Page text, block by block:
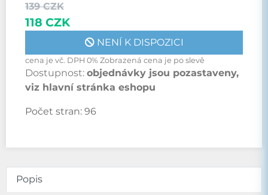
139 CZK
118 CZK
NENÍ K DISPOZICI
cena je vč. DPH 0% Zobrazená cena je po slevě
Dostupnost: objednávky jsou pozastaveny,
viz hlavní stránka eshopu
Počet stran: 96
Popis